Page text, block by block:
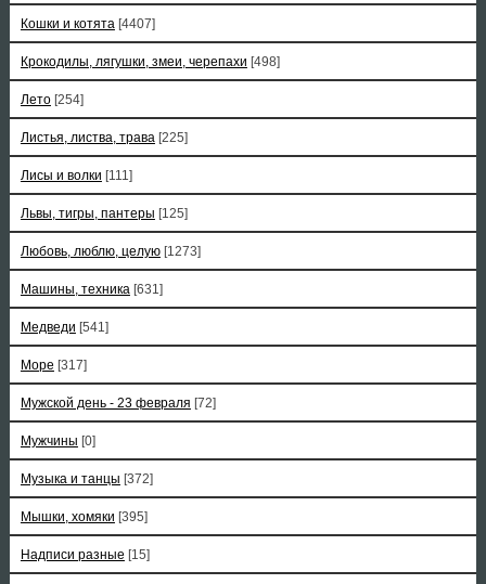
Кошки и котята [4407]
Крокодилы, лягушки, змеи, черепахи [498]
Лето [254]
Листья, листва, трава [225]
Лисы и волки [111]
Львы, тигры, пантеры [125]
Любовь, люблю, целую [1273]
Машины, техника [631]
Медведи [541]
Море [317]
Мужской день - 23 февраля [72]
Мужчины [0]
Музыка и танцы [372]
Мышки, хомяки [395]
Надписи разные [15]